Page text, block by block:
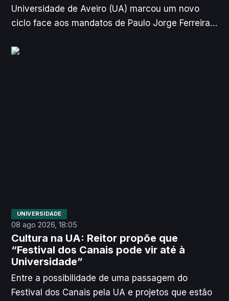
Universidade de Aveiro (UA) marcou um novo
ciclo face aos mandatos de Paulo Jorge Ferreira.
concedida à Ria, Artur Silva explica a linha de
UNIVERSIDADE
08 ago 2026, 18:05
Cultura na UA: Reitor propõe que
“Festival dos Canais pode vir até à
Universidade”
Entre a possibilidade de uma passagem do
Festival dos Canais pela UA e projetos que estão